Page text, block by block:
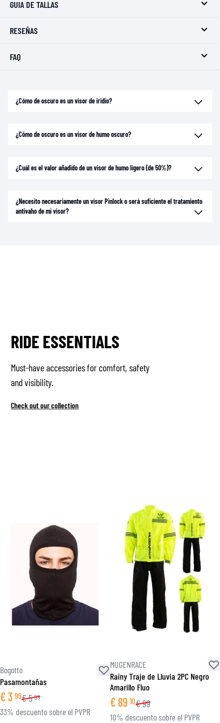
GUIA DE TALLAS
RESEÑAS
FAQ
¿Cómo de oscuro es un visor de iridio?
¿Cómo de oscuro es un visor de humo oscuro?
¿Cuál es el valor añadido de un visor de humo ligero (de 50%)?
¿Necesito necesariamente un visor Pinlock o será suficiente el tratamiento
antivaho de mi visor?
RIDE ESSENTIALS
Must-have accessories for comfort, safety
and visibility.
Check out our collection
Bogotto
Pasamontañas
€3 99€5 99
33% descuento sobre el PVPR
MUGENRACE
Rainy Traje de Lluvia 2PC Negro
Amarillo Fluo
€ 89 10€99
10% descuento sobre el PVPR